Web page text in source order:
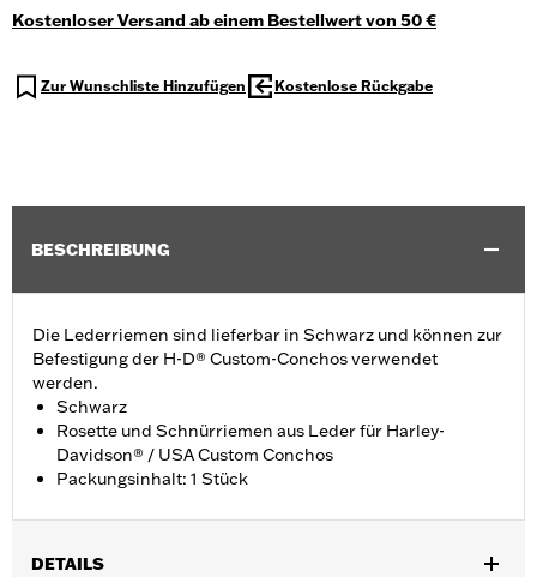
Kostenloser Versand ab einem Bestellwert von 50 €
Zur Wunschliste Hinzufügen Kostenlose Rückgabe
BESCHREIBUNG
Die Lederriemen sind lieferbar in Schwarz und können zur
Befestigung der H-D® Custom-Conchos verwendet
werden.
Schwarz
Rosette und Schnürriemen aus Leder für Harley-
Davidson® / USA Custom Conchos
Packungsinhalt: 1 Stück
DETAILS